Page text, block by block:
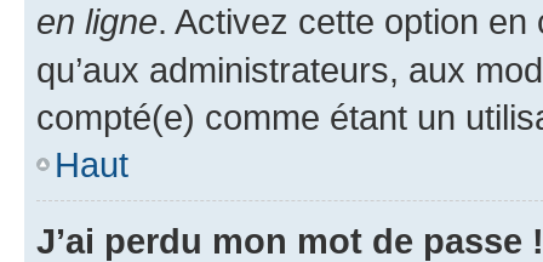
en ligne. Activez cette option
qu’aux administrateurs, aux
compté(e) comme étant un
Haut
J’ai perdu mon mot de passe !